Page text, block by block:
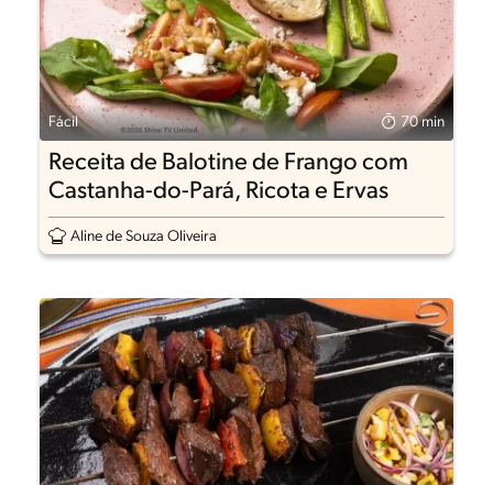
Fácil 70 min
Receita de Balotine de Frango com
Castanha-do-Pará, Ricota e Ervas
Aline de Souza Oliveira